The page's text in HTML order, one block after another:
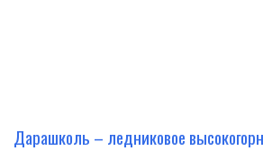
Дарашколь – ледниковое